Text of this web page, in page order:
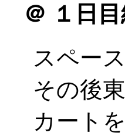
＠ １日
スペー
その後
カート